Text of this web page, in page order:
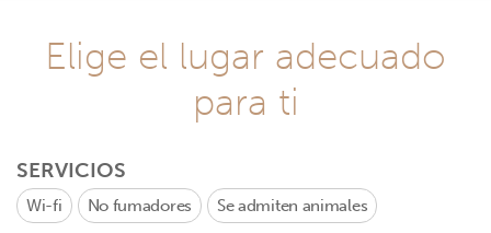
Elige el lugar adecuado
para ti
SERVICIOS
Wi-fi No fumadores Se admiten animales